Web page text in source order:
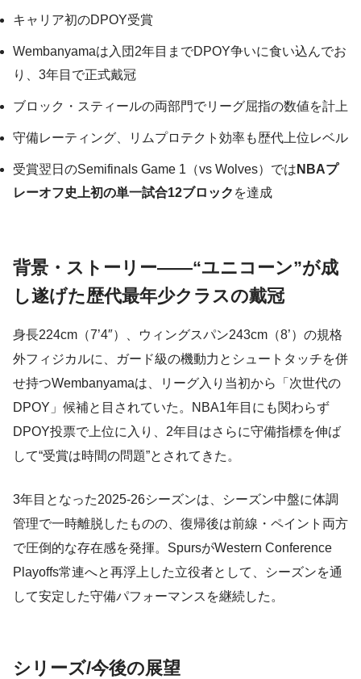
キャリア初のDPOY受賞
Wembanyamaは入団2年目までDPOY争いに食い込んでお
り、3年目で正式戴冠
ブロック・スティールの両部門でリーグ屈指の数値を計上
守備レーティング、リムプロテクト効率も歴代上位レベル
受賞翌日のSemifinals Game 1（vs Wolves）では NBAプ
レーオフ史上初の単一試合12ブロック を達成
背景・ストーリー——“ユニコーン”が成
し遂げた歴代最年少クラスの戴冠
身長224cm（7’4″）、ウィングスパン243cm（8’）の規格
外フィジカルに、ガード級の機動力とシュートタッチを併
せ持つWembanyamaは、リーグ入り当初から「次世代の
DPOY」候補と目されていた。NBA1年目にも関わらず
DPOY投票で上位に入り、2年目はさらに守備指標を伸ば
して“受賞は時間の問題”とされてきた。
3年目となった2025-26シーズンは、シーズン中盤に体調
管理で一時離脱したものの、復帰後は前線・ペイント両方
で圧倒的な存在感を発揮。SpursがWestern Conference
Playoffs常連へと再浮上した立役者として、シーズンを通
して安定した守備パフォーマンスを継続した。
シリーズ/今後の展望